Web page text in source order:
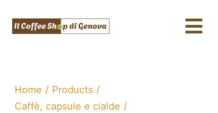
contenuto
Tè, tisane & Matcha
Home
Products
Caffè, capsule e cialde